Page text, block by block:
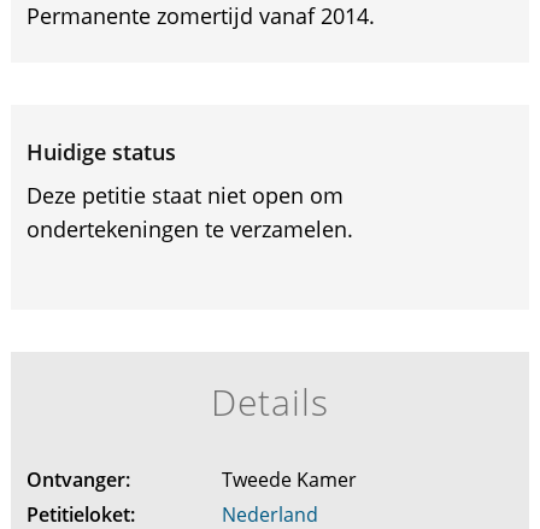
Permanente zomertijd vanaf 2014.
Huidige status
Deze petitie staat niet open om
ondertekeningen te verzamelen.
Details
Ontvanger:
Tweede Kamer
Petitieloket:
Nederland